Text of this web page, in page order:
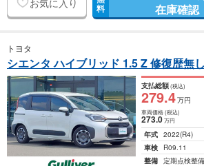
お気に入り 料 在庫確認
トヨタ
シエンタ ハイブリッド 1.5 Z 修復歴無し
支払総額(税込)
279.4万円
車両価格(税込)
273.0万円
年式 2022(R4)
車検
R09.11
整備 定期点検整